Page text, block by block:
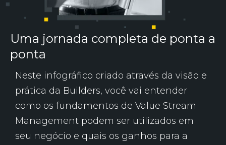
Uma jornada completa de ponta a
ponta
Neste infográfico criado através da visão e
prática da Builders, você vai entender
como os fundamentos de Value Stream
Management podem ser utilizados em
seu negócio e quais os ganhos para a